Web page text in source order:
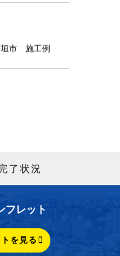
市 施工例
了状況
フレット
を見る